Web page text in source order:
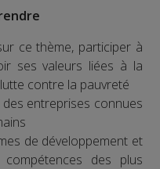
ce thème, participer à
ses valeurs liées à la
contre la pauvreté
entreprises connues
de développement et
des plus